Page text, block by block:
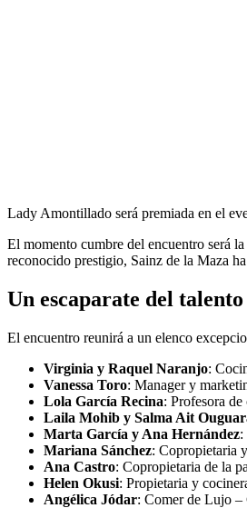
Lady Amontillado será premiada en el
El momento cumbre del encuentro será la
reconocido prestigio, Sainz de la Maza
Un escaparate del
El encuentro reunirá a un elenco
Virginia y Raquel Naranjo:
Vanessa Toro: Manager y
Lola García Recina: Profesora
Laila Mohib y Salma Ait
Marta García y Ana Hernández:
Mariana Sánchez: Copropietaria
Ana Castro: Copropietaria de la
Helen Okusi: Propietaria y
Angélica Jódar: Comer de Lujo –